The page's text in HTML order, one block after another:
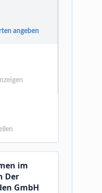
angeben
im
Der
GmbH